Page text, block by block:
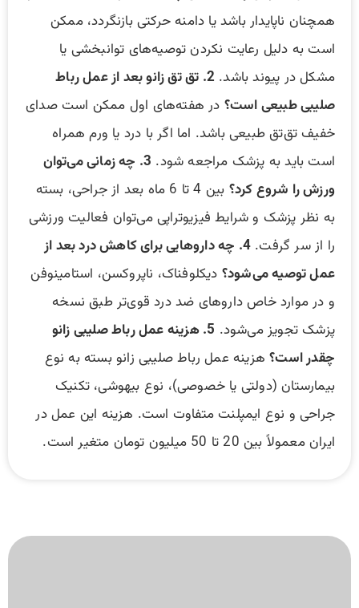
همچنان ناپایدار باشد یا دامنه حرکتی بازنگردد، ممکن
است به دلیل رعایت نکردن توصیه‌های توانبخشی یا
مشکل در پیوند باشد.
2. تق تق زانو بعد از عمل رباط
صلیبی طبیعی است؟ در هفته‌های اول ممکن است صدای
خفیف تق‌تق طبیعی باشد. اما اگر با درد یا ورم همراه
است باید به پزشک مراجعه شود.
3. چه زمانی می‌توان
ورزش را شروع کرد؟
بین 4 تا 6 ماه بعد از جراحی، بسته
به نظر پزشک و شرایط فیزیوتراپی می‌توان فعالیت ورزشی
را از سر گرفت.
4. چه داروهایی برای کاهش درد بعد از
عمل توصیه می‌شود؟ دیکلوفناک، ناپروکسن، استامینوفن
و در موارد خاص داروهای ضد درد قوی‌تر طبق نسخه
پزشک تجویز می‌شود.
5. هزینه عمل رباط صلیبی زانو
چقدر است؟هزینه عمل رباط صلیبی زانو بسته به نوع
بیمارستان (دولتی یا خصوصی)، نوع بیهوشی، تکنیک
جراحی و نوع ایمپلنت متفاوت است. هزینه این عمل در
ایران معمولاً بین 20 تا 50 میلیون تومان متغیر است.